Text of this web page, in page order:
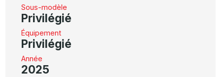
Sous-modèle
Privilégié
Équipement
Privilégié
Année
2025